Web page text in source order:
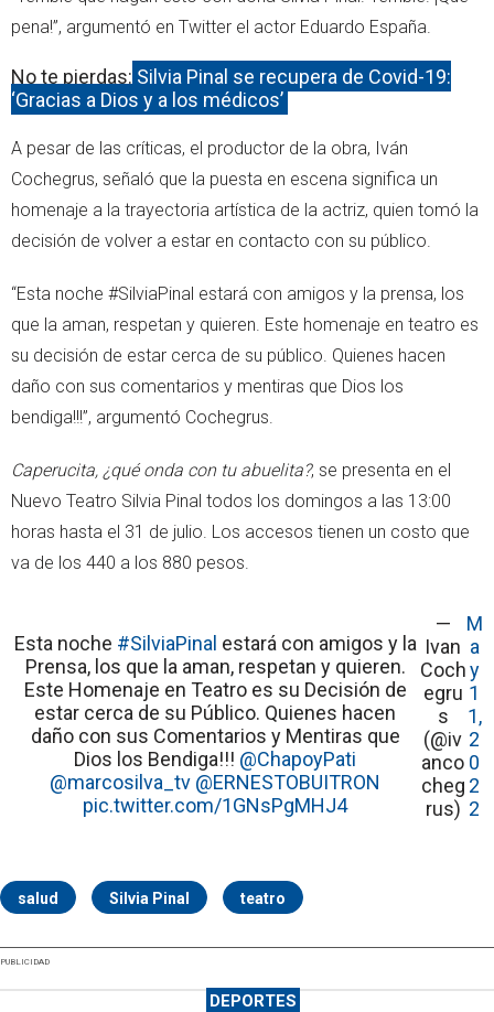
pena!”, argumentó en Twitter el actor Eduardo España.
No te pierdas: Silvia Pinal se recupera de Covid-19:
‘Gracias a Dios y a los médicos’
A pesar de las críticas, el productor de la obra, Iván
Cochegrus, señaló que la puesta en escena significa un
homenaje a la trayectoria artística de la actriz, quien tomó la
decisión de volver a estar en contacto con su público.
“Esta noche #SilviaPinal estará con amigos y la prensa, los
que la aman, respetan y quieren. Este homenaje en teatro es
su decisión de estar cerca de su público. Quienes hacen
daño con sus comentarios y mentiras que Dios los
bendiga!!!”, argumentó Cochegrus.
Caperucita, ¿qué onda con tu abuelita?, se presenta en el
Nuevo Teatro Silvia Pinal todos los domingos a las 13:00
horas hasta el 31 de julio. Los accesos tienen un costo que
va de los 440 a los 880 pesos.
Esta noche #SilviaPinal estará con amigos y la
Prensa, los que la aman, respetan y quieren.
Este Homenaje en Teatro es su Decisión de
estar cerca de su Público. Quienes hacen
daño con sus Comentarios y Mentiras que
Dios los Bendiga!!! @ChapoyPati
@marcosilva_tv @ERNESTOBUITRON
pic.twitter.com/1GNsPgMHJ4
—
Ivan
Coch
egru
s
(@iv
anco
cheg
rus)
M
a
y
1
1,
2
0
2
2
salud Silvia Pinal teatro
PUBLICIDAD
DEPORTES